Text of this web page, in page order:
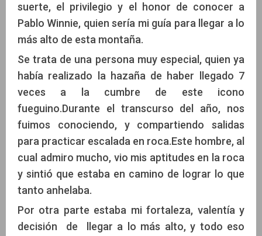
suerte, el privilegio y el honor de conocer a
Pablo Winnie, quien sería mi guía para llegar a lo
más alto de esta montaña.
Se trata de una persona muy especial, quien ya
había realizado la hazaña de haber llegado 7
veces a la cumbre de este icono
fueguino.Durante el transcurso del año, nos
fuimos conociendo, y compartiendo salidas
para practicar escalada en roca.Este hombre, al
cual admiro mucho, vio mis aptitudes en la roca
y sintió que estaba en camino de lograr lo que
tanto anhelaba.
Por otra parte estaba mi fortaleza, valentía y
decisión de llegar a lo más alto, y todo eso